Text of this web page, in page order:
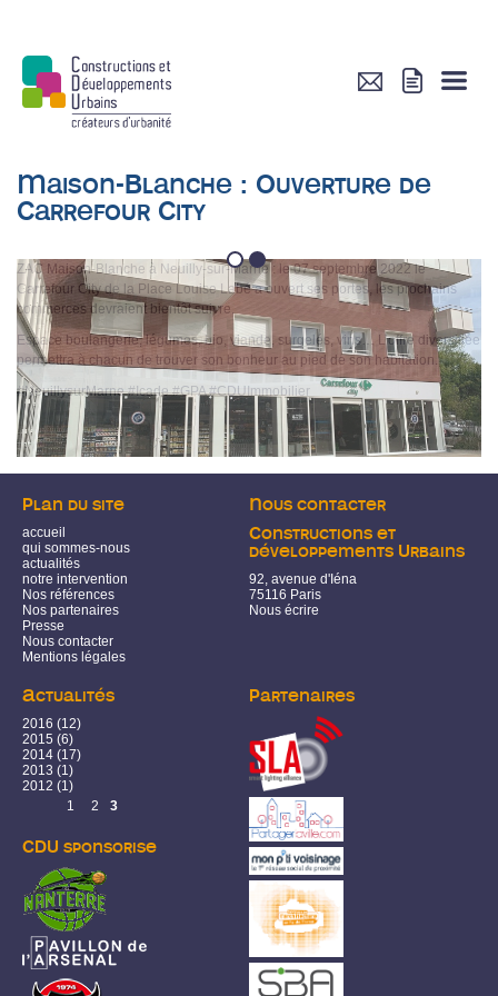
Maison-Blanche : Ouverture de
Carrefour City
1
ZAC Maison-Blanche à Neuilly-sur-Marne : le 07 septembre 2022 le
Carrefour City de la Place Louise Labé a ouvert ses portes, les prochains
commerces devraient bientôt suivre.
Espace boulangerie, légumes, bio, viande, surgelés, vins… L’offre diversifiée
permettra à chacun de trouver son bonheur au pied de son habitation.
#NeuillysurMarne #Icade #GPA #CDUImmobilier
Plan du site
accueil
qui sommes-nous
actualités
notre intervention
Nos références
Nos partenaires
Presse
Nous contacter
Mentions légales
Nous contacter
Constructions et
développements Urbains
92, avenue d'Iéna
75116 Paris
Nous écrire
Actualités
2016 (12)
2015 (6)
2014 (17)
2013 (1)
2012 (1)
Pages1 2 3
CDU sponsorise
Partenaires